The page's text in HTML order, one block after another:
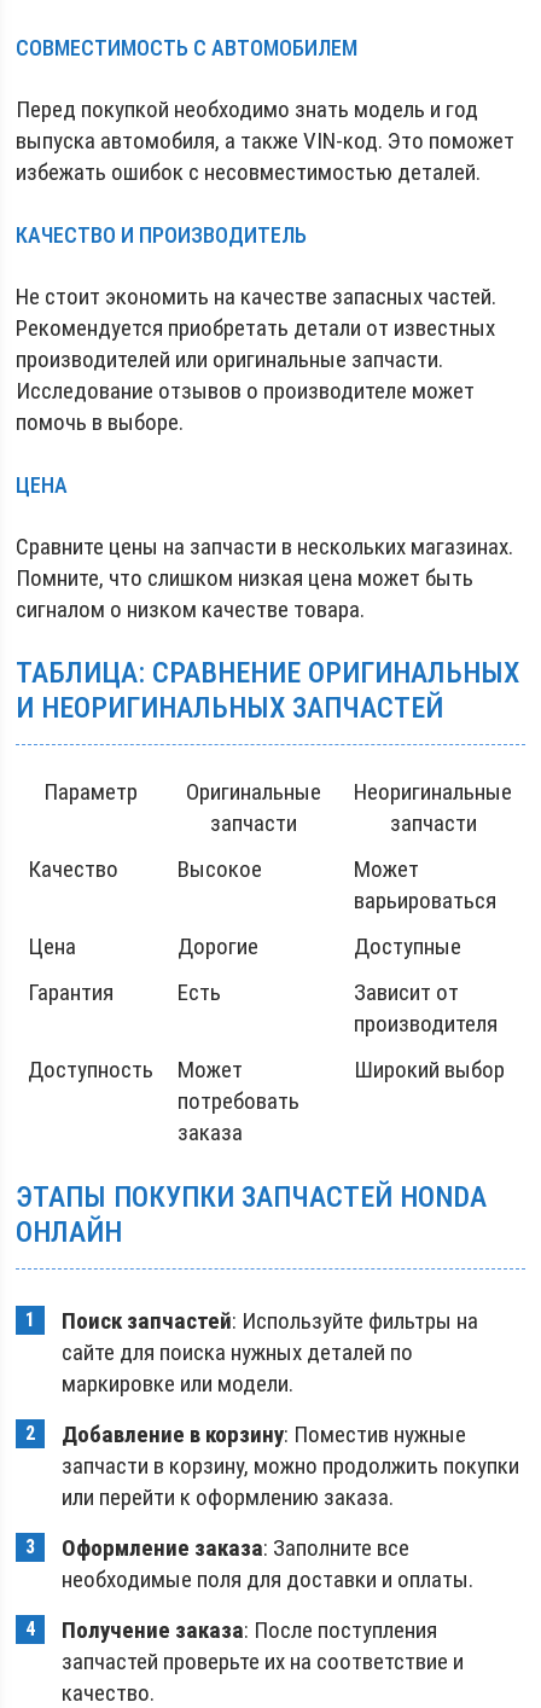
СОВМЕСТИМОСТЬ С АВТОМОБИЛЕМ
Перед покупкой необходимо знать модель и год
выпуска автомобиля, а также VIN-код. Это поможет
избежать ошибок с несовместимостью деталей.
КАЧЕСТВО И ПРОИЗВОДИТЕЛЬ
Не стоит экономить на качестве запасных частей.
Рекомендуется приобретать детали от известных
производителей или оригинальные запчасти.
Исследование отзывов о производителе может
помочь в выборе.
ЦЕНА
Сравните цены на запчасти в нескольких магазинах.
Помните, что слишком низкая цена может быть
сигналом о низком качестве товара.
ТАБЛИЦА: СРАВНЕНИЕ ОРИГИНАЛЬНЫХ
И НЕОРИГИНАЛЬНЫХ ЗАПЧАСТЕЙ
Параметр
Оригинальные
запчасти
Неоригинальные
запчасти
Качество
Высокое
Может
варьироваться
Цена
Дорогие
Доступные
Гарантия
Есть
Зависит от
производителя
Доступность
Может
потребовать
заказа
Широкий выбор
ЭТАПЫ ПОКУПКИ ЗАПЧАСТЕЙ HONDA
ОНЛАЙН
Поиск запчастей: Используйте фильтры на
сайте для поиска нужных деталей по
маркировке или модели.
Добавление в корзину: Поместив нужные
запчасти в корзину, можно продолжить покупки
или перейти к оформлению заказа.
Оформление заказа: Заполните все
необходимые поля для доставки и оплаты.
Получение заказа: После поступления
запчастей проверьте их на соответствие и
качество.